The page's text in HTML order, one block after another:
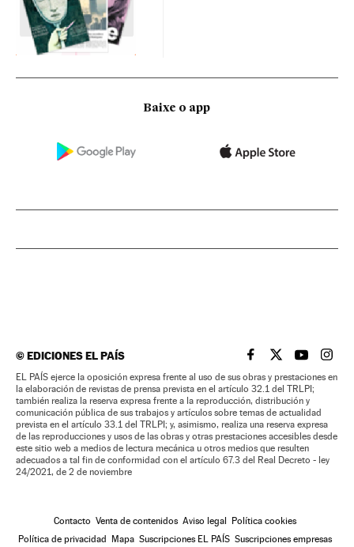
Baixe o app
©EDICIONES EL PAÍS EL PAÍS BRASIL EN
EL PAÍSEL PAÍS
EL
EL PAÍS ejerce la oposición expresa frente al uso de sus obras y prestaciones en
la elaboración de revistas de prensa prevista en el artículo 32.1 del TRLPI;
también realiza la reserva expresa frente a la reproducción, distribución y
comunicación pública de sus trabajos y artículos sobre temas de actualidad
prevista en el artículo 33.1 del TRLPI; y, asimismo, realiza una reserva expresa
de las reproducciones y usos de las obras y otras prestaciones accesibles desde
este sitio web a medios de lectura mecánica u otros medios que resulten
adecuados a tal fin de conformidad con el artículo 67.3 del Real Decreto - ley
24/2021, de 2 de noviembre
Contacto Venta de contenidos Aviso legal
Política cookies
Política de privacidad
Mapa Suscripciones EL PAÍS Suscripciones empresas